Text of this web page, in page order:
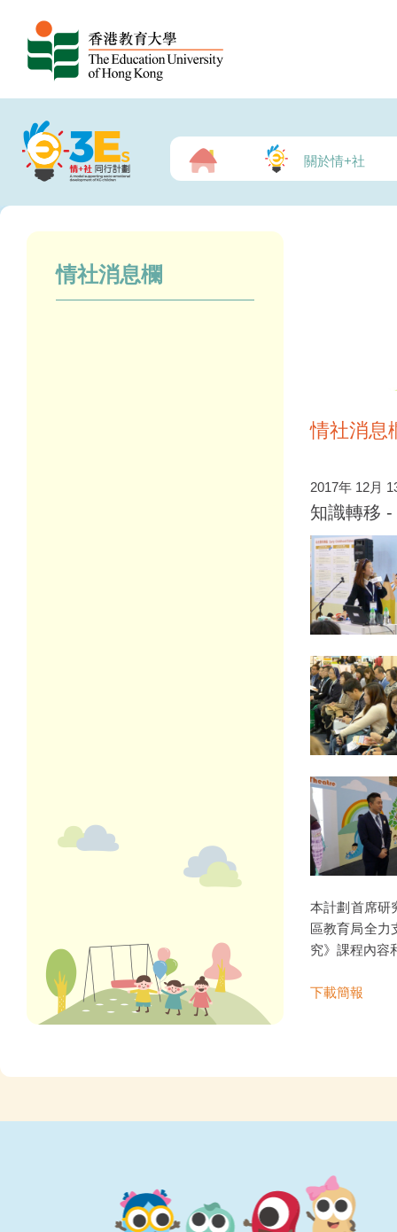
關於情+社
情社消息欄
情社消息
2017年 12月
知識轉移
本計劃首席研
區教育局全力
究》課程內容
下載簡報